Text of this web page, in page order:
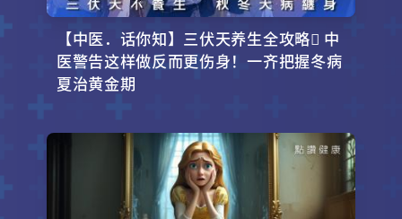
【中医．话你知】三伏天养生全攻略 中
医警告这样做反而更伤身！一齐把握冬病
夏治黄金期